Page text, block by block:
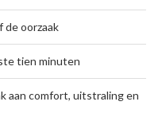
de oorzaak
tien minuten
aan comfort, uitstraling en